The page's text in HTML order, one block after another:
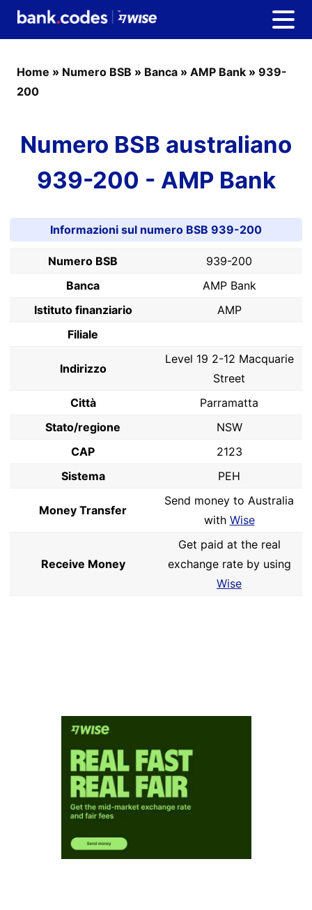
Home » Numero BSB » Banca » AMP Bank » 939-
200
Numero BSB australiano
939-200 - AMP Bank
Informazioni sul numero BSB 939-200
Numero BSB
939-200
Banca
AMP Bank
Istituto finanziario
AMP
Filiale
Indirizzo
Level 19 2-12 Macquarie
Street
Città
Parramatta
Stato/regione
NSW
CAP
2123
Sistema
PEH
Money Transfer
Send money to Australia
with Wise
Receive Money
Get paid at the real
exchange rate by using
Wise